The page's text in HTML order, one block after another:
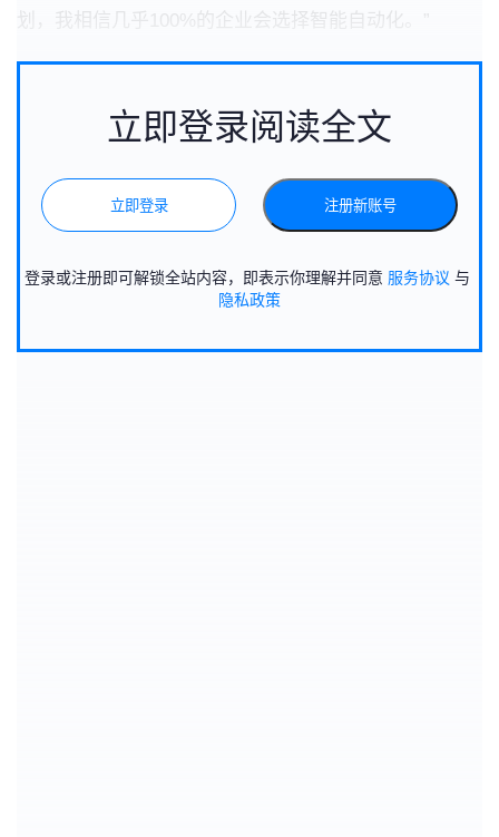
划，我相信几乎100%的企业会选择智能自动化。”
立即登录阅读全文
立即登录 注册新账号
登录或注册即可解锁全站内容，即表示你理解并同意 服务协议 与
隐私政策